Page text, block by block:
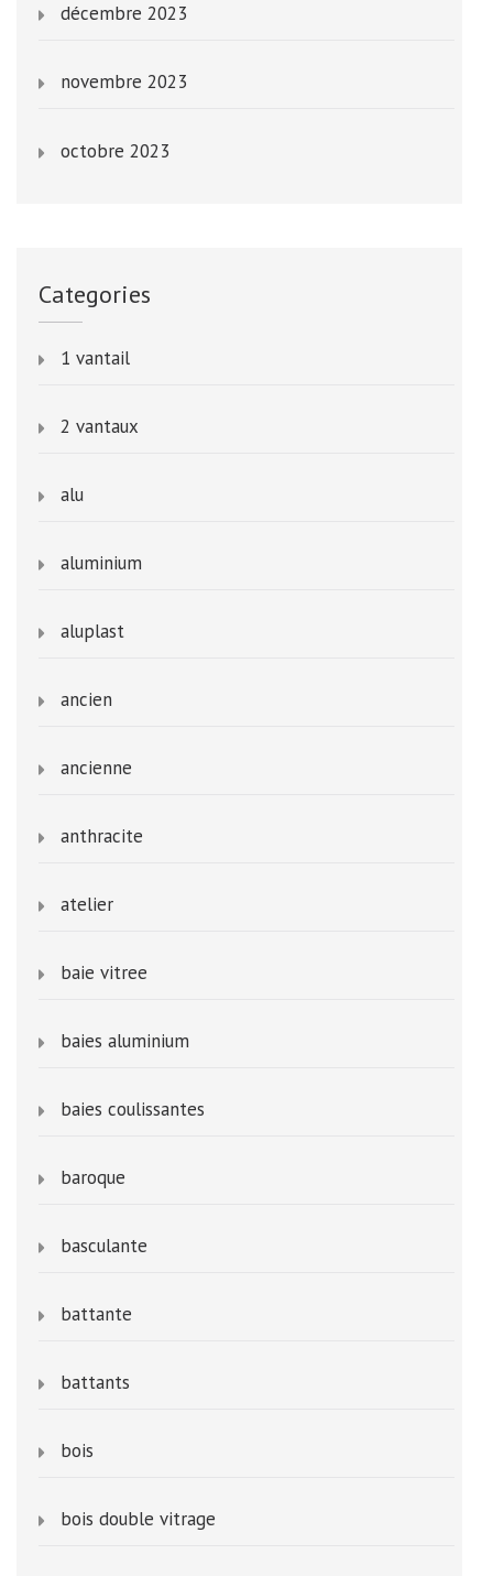
décembre 2023
novembre 2023
octobre 2023
Categories
1 vantail
2 vantaux
alu
aluminium
aluplast
ancien
ancienne
anthracite
atelier
baie vitree
baies aluminium
baies coulissantes
baroque
basculante
battante
battants
bois
bois double vitrage